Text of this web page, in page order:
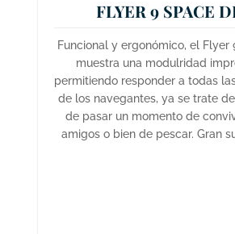
FLYER 9 SPACE
Funcional y ergonómico, el Flyer
muestra una modulridad
permitiendo responder a todas
de los navegantes, ya se trate
de pasar un momento de
amigos o bien de pescar. Gran